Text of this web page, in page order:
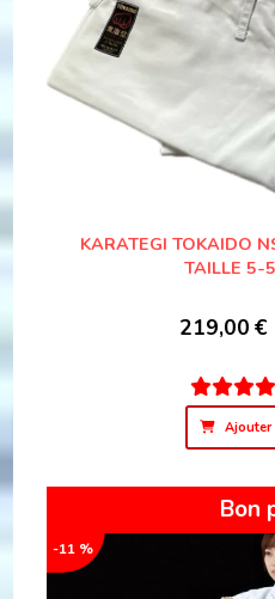
KARATEGI TOKAIDO
TAILLE 5-
219,00 €
Ajouter
Bon
-11 %